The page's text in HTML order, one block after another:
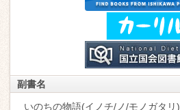
副書名
いのちの物語(イノチ/ノ/モノガタリ)